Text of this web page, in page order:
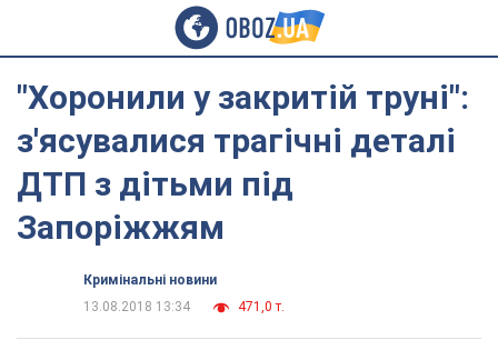
"Хоронили у закритій труні":
з'ясувалися трагічні деталі
ДТП з дітьми під
Запоріжжям
Кримінальні новини
13.08.2018 13:34
471,0 т.